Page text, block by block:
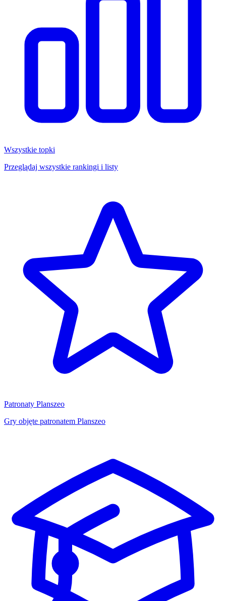
Wszystkie topki
Przeglądaj wszystkie rankingi i listy
Patronaty Planszeo
Gry objęte patronatem Planszeo